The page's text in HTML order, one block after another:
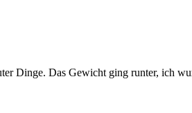
Dinge. Das Gewicht ging runter, ich